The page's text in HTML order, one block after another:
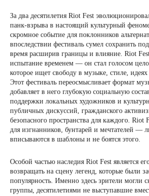
За два десятилетия Riot Fest
панк-взрыва в настоящий культурный
скромное событие для поклонников
впоследствии фестиваль сумел сохранить
время расширив границы и влияние. Riot
испытание временем — он стал голосом
которое ищет свободу в музыке, стиле,
Этот фестиваль переосмысливает формат
добавляет в него глубокую социальную
поддержки локальных художников и
публичных дискуссий, гражданского
безопасного пространства для каждого. Riot
для изгнанников, бунтарей и мечтателей —
вписываются в шаблоны и не боятся этого.
Особой частью наследия Riot Fest является
возвращать на сцену легенд, которые были
популярность. Именно здесь зрители могли
группы, десятилетиями не выступавшие